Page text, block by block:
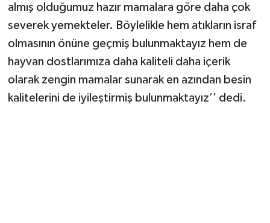
almış olduğumuz hazır mamalara göre daha çok
severek yemekteler. Böylelikle hem atıkların israf
olmasının önüne geçmiş bulunmaktayız hem de
hayvan dostlarımıza daha kaliteli daha içerik
olarak zengin mamalar sunarak en azından besin
kalitelerini de iyileştirmiş bulunmaktayız’’ dedi.